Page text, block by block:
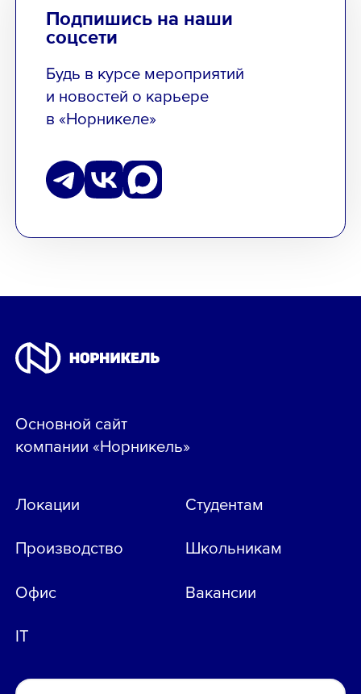
Подпишись на наши
соцсети
Будь в курсе мероприятий
и новостей о карьере
в «Норникеле»
Основной сайт
компании «Норникель»
Локации
Производство
Офис
IT
Студентам
Школьникам
Вакансии